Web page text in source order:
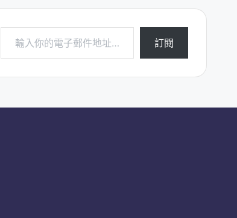
輸入你的電子郵件地址…
訂閱